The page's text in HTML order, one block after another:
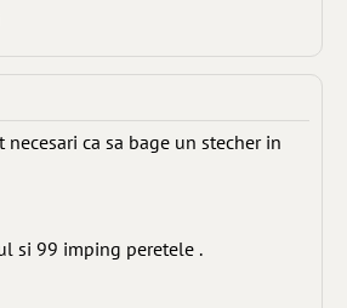
ca sa bage un stecher in
si 99 imping peretele .